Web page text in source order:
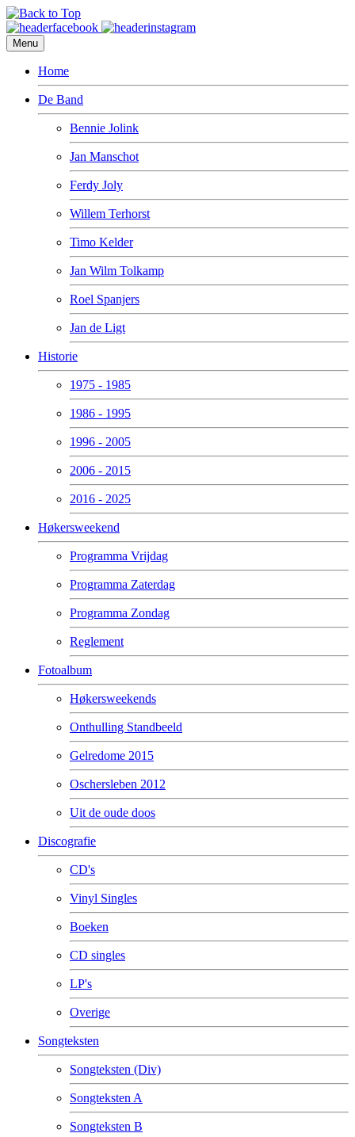
Menu
Home
De Band
Bennie Jolink
Jan Manschot
Ferdy Joly
Willem Terhorst
Timo Kelder
Jan Wilm Tolkamp
Roel Spanjers
Jan de Ligt
Historie
1975 - 1985
1986 - 1995
1996 - 2005
2006 - 2015
2016 - 2025
Høkersweekend
Programma Vrijdag
Programma Zaterdag
Programma Zondag
Reglement
Fotoalbum
Høkersweekends
Onthulling Standbeeld
Gelredome 2015
Oschersleben 2012
Uit de oude doos
Discografie
CD's
Vinyl Singles
Boeken
CD singles
LP's
Overige
Songteksten
Songteksten (Div)
Songteksten A
Songteksten B